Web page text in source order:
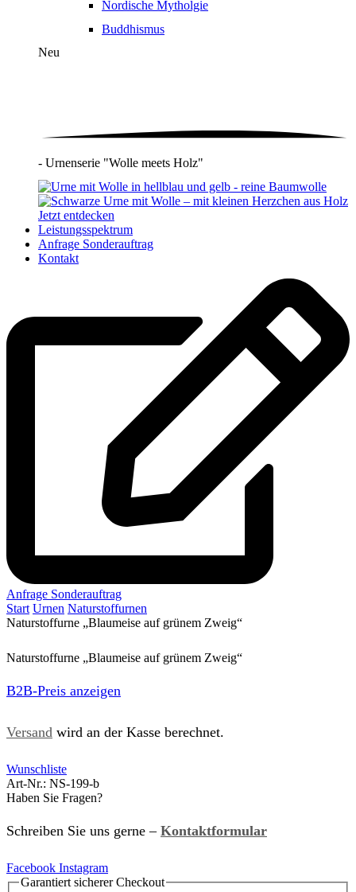
Nordische Mytholgie
Buddhismus
Neu
- Urnenserie "Wolle meets Holz"
Jetzt entdecken
Leistungsspektrum
Anfrage Sonderauftrag
Kontakt
Anfrage Sonderauftrag
Start Urnen Naturstoffurnen
Naturstoffurne „Blaumeise auf grünem Zweig“
Naturstoffurne „Blaumeise auf grünem Zweig“
B2B-Preis anzeigen
Versand wird an der Kasse berechnet.
Wunschliste
Art-Nr.: NS-199-b
Haben Sie Fragen?
Schreiben Sie uns gerne – Kontaktformular
Facebook Instagram
Garantiert sichererCheckout